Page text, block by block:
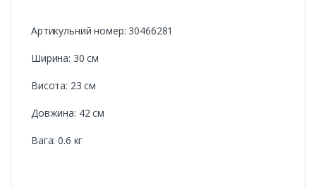
Артикульний номер: 30466281
Ширина: 30 см
Висота: 23 см
Довжина: 42 см
Вага: 0.6 кг